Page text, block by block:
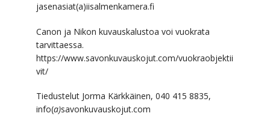
jasenasiat(a)iisalmenkamera.fi
Canon ja Nikon kuvauskalustoa voi vuokrata
tarvittaessa.
https://www.savonkuvauskojut.com/vuokraobjektii
vit/
Tiedustelut Jorma Kärkkäinen, 040 415 8835,
info(a)savonkuvauskojut.com